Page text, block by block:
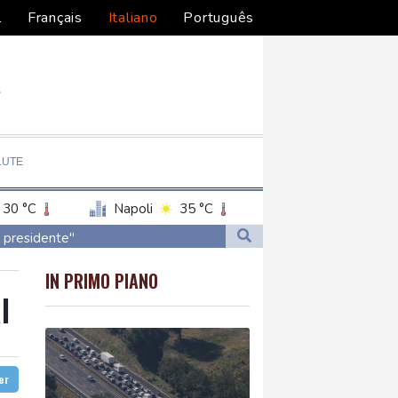
Français Italiano Português
30 °C Napoli 35 °C
presidente"
IN PRIMO PIANO